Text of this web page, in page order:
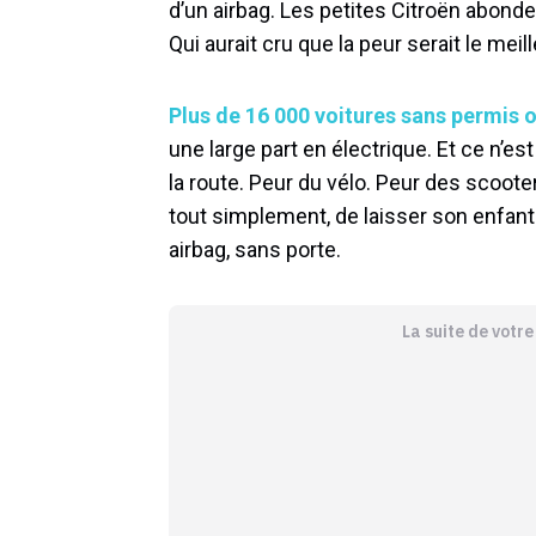
d’un airbag. Les petites Citroën
Qui aurait cru que la peur serait le
Plus de 16 000 voitures sans permis
une large part en électrique. Et ce
la route. Peur du vélo. Peur des
tout simplement, de laisser son
airbag, sans porte.
La suite de